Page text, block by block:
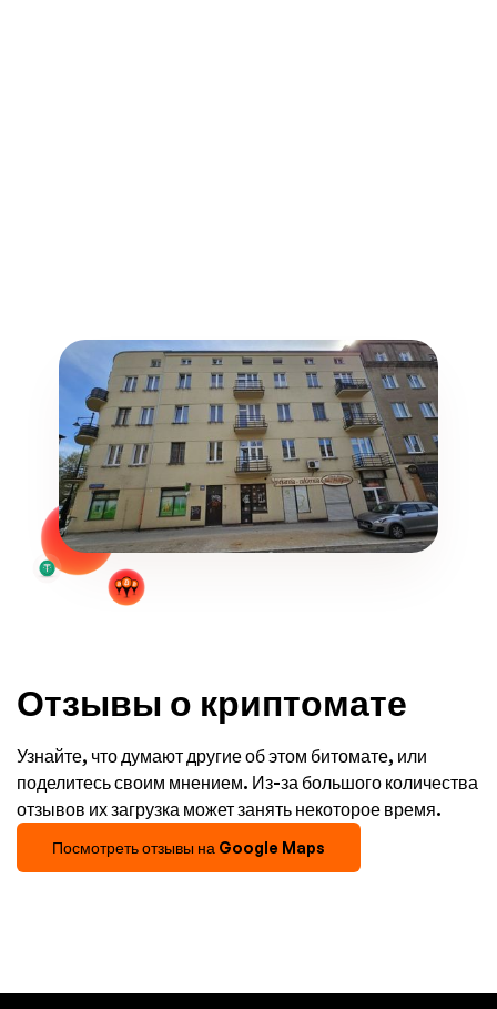
Отзывы о криптомате
Узнайте, что думают другие об этом битомате, или
поделитесь своим мнением. Из-за большого количества
отзывов их загрузка может занять некоторое время.
Посмотреть отзывы на Google Maps